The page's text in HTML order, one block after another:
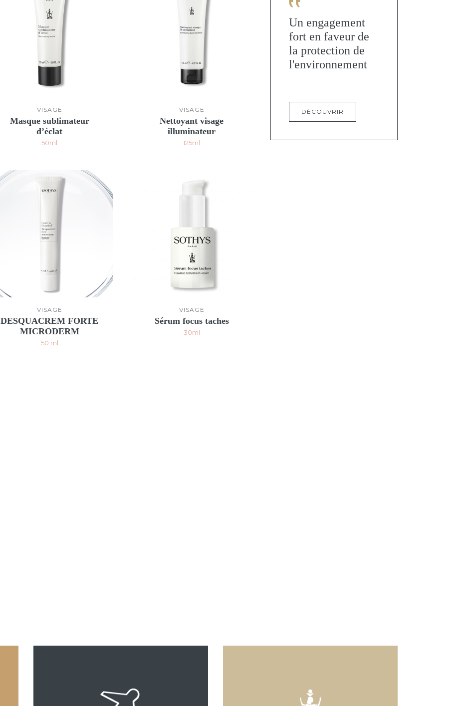
VISAGE
Masque sublimateur
d’éclat
50ml
VISAGE
Nettoyant visage
illuminateur
125ml
Un engagement
fort en faveur de
la protection de
l'environnement
DÉCOUVRIR
VISAGE
DESQUACREM FORTE
MICRODERM
50 ml
VISAGE
Sérum focus taches
30ml